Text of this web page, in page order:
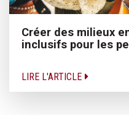
Créer des milieux
inclusifs pour les
LIRE L'ARTICLE